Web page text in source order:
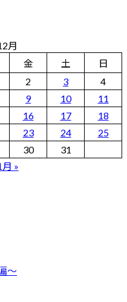
月
金 土
日
2 3
4
9 10
11
16 17
18
23 24
25
30
31
月 »
～